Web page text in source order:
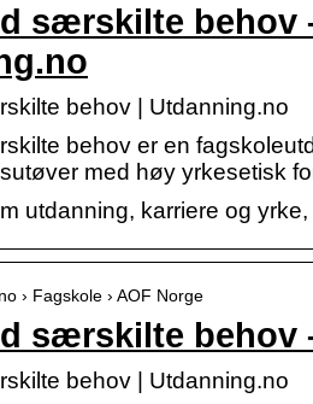
særskilte behov
behov | Utdanning.no
behov er en
med høy yrkesetisk
utdanning, karriere og
› Fagskole › AOF Norge
særskilte behov
behov | Utdanning.no